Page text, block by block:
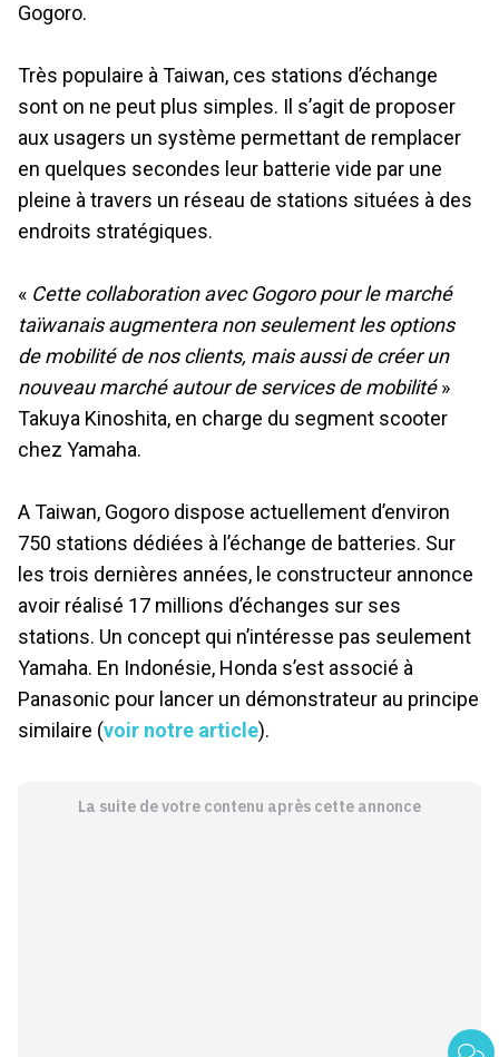
Gogoro.
Très populaire à Taiwan, ces stations d’échange
sont on ne peut plus simples. Il s’agit de proposer
aux usagers un système permettant de remplacer
en quelques secondes leur batterie vide par une
pleine à travers un réseau de stations situées à des
endroits stratégiques.
« Cette collaboration avec Gogoro pour le marché
taïwanais augmentera non seulement les options
de mobilité de nos clients, mais aussi de créer un
nouveau marché autour de services de mobilité»
Takuya Kinoshita, en charge du segment scooter
chez Yamaha.
A Taiwan, Gogoro dispose actuellement d’environ
750 stations dédiées à l’échange de batteries. Sur
les trois dernières années, le constructeur annonce
avoir réalisé 17 millions d’échanges sur ses
stations. Un concept qui n’intéresse pas seulement
Yamaha. En Indonésie, Honda s’est associé à
Panasonic pour lancer un démonstrateur au principe
similaire (voir notre article).
La suite de votre contenu après cette annonce